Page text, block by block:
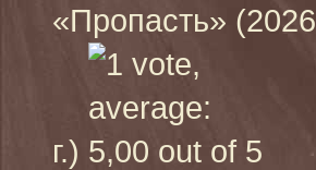
«Пропасть» (2026
г.)